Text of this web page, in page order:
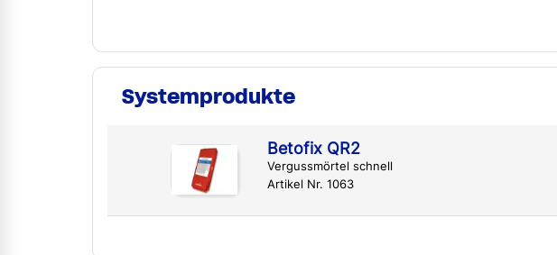
Systemprodukte
Betofix QR2
Vergussmörtel schnell
Artikel Nr. 1063